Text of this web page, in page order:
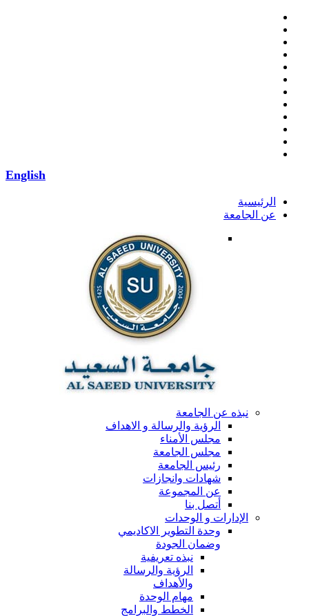
English
الرئيسية
عن الجامعة
نبذه عن الجامعة
الرؤية والرسالة و الاهداف
مجلس الأمناء
مجلس الجامعة
رئيس الجامعة
شهادات وانجازات
عن المجموعة
أتصل بنا
الإدارات و الوحدات
وحدة التطوير الاكاديمي
وضمان الجودة
نبذه تعريفية
الرؤية والرسالة
والأهداف
مهام الوحدة
الخطط والبرامج